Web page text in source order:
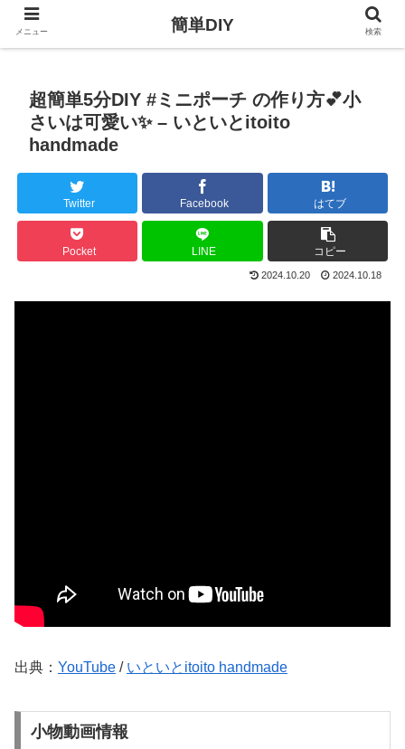
超簡単5分DIY #ミニポーチ の作り方︎💕︎小
さいは可愛い✨️ – いといとitoito
handmade
Twitter Facebook はてブ
Pocket LINE コピー
2024.10.20 2024.10.18
出典： YouTube / いといとitoito handmade
小物動画情報
メニュー 簡単DIY 検索